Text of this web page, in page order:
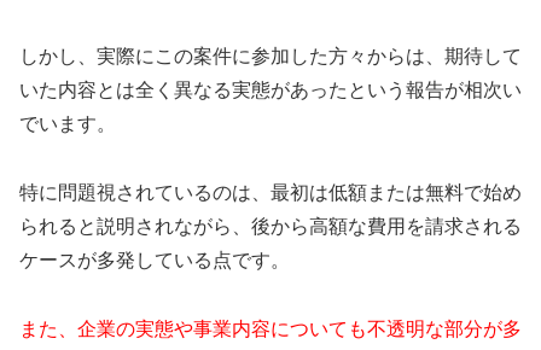
しかし、実際にこの案件に参加した方々からは、期待して
いた内容とは全く異なる実態があったという報告が相次い
でいます。
特に問題視されているのは、最初は低額または無料で始め
られると説明されながら、後から高額な費用を請求される
ケースが多発している点です。
また、企業の実態や事業内容についても不透明な部分が多